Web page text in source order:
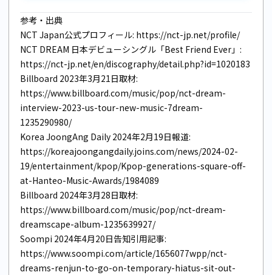
参考・出典
NCT Japan公式プロフィール: https://nct-jp.net/profile/
NCT DREAM 日本デビューシングル「Best Friend Ever」:
https://nct-jp.net/en/discography/detail.php?id=1020183
Billboard 2023年3月21日取材:
https://www.billboard.com/music/pop/nct-dream-
interview-2023-us-tour-new-music-7dream-
1235290980/
Korea JoongAng Daily 2024年2月19日報道:
https://koreajoongangdaily.joins.com/news/2024-02-
19/entertainment/kpop/Kpop-generations-square-off-
at-Hanteo-Music-Awards/1984089
Billboard 2024年3月28日取材:
https://www.billboard.com/music/pop/nct-dream-
dreamscape-album-1235639927/
Soompi 2024年4月20日告知引用記事:
https://www.soompi.com/article/1656077wpp/nct-
dreams-renjun-to-go-on-temporary-hiatus-sit-out-